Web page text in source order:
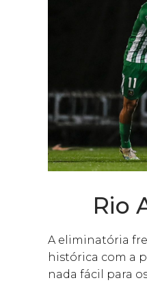
Rio
A eliminatória
histórica com a
nada fácil para